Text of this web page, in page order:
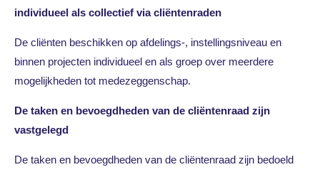
individueel als collectief via cliëntenraden
De cliënten beschikken op afdelings-, instellingsniveau en
binnen projecten individueel en als groep over meerdere
mogelijkheden tot medezeggenschap.
De taken en bevoegdheden van de cliëntenraad zijn
vastgelegd
De taken en bevoegdheden van de cliëntenraad zijn bedoeld